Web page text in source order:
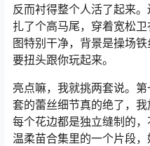
反而衬得整个人活了起来
扎了个高马尾，穿着宽松
图特别干净，背景是操场
要扭头跟你玩起来。
亮点嘛，我就挑两套说。
套的蕾丝细节真的绝了，我
每个花边都是独立缝制的
温柔苗合集里的一个片段，